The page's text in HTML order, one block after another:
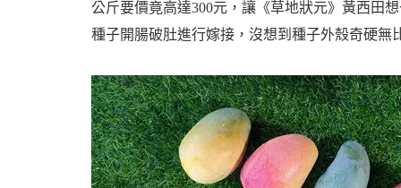
公斤要價竟高達300元，讓《草地狀元》黃西田
種子開腸破肚進行嫁接，沒想到種子外殼奇硬無